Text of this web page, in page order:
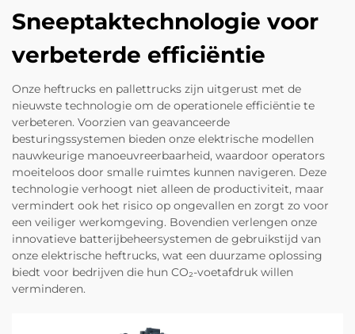
Sneeptaktechnologie voor
verbeterde efficiëntie
Onze heftrucks en pallettrucks zijn uitgerust met de
nieuwste technologie om de operationele efficiëntie te
verbeteren. Voorzien van geavanceerde
besturingssystemen bieden onze elektrische modellen
nauwkeurige manoeuvreerbaarheid, waardoor operators
moeiteloos door smalle ruimtes kunnen navigeren. Deze
technologie verhoogt niet alleen de productiviteit, maar
vermindert ook het risico op ongevallen en zorgt zo voor
een veiliger werkomgeving. Bovendien verlengen onze
innovatieve batterijbeheersystemen de gebruikstijd van
onze elektrische heftrucks, wat een duurzame oplossing
biedt voor bedrijven die hun CO₂-voetafdruk willen
verminderen.